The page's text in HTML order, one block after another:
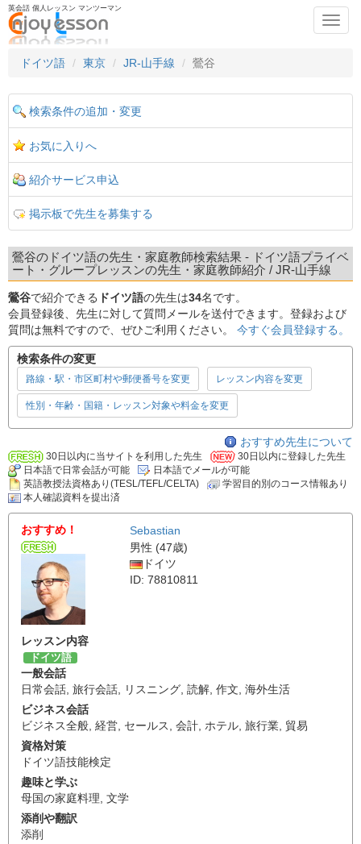
英会話 個人レッスン マンツーマン
ドイツ語
東京 JR-山手線 鶯谷
検索条件の追加・変更
お気に入りへ
紹介サービス申込
掲示板で先生を募集する
鶯谷のドイツ語の先生・家庭教師検索結果 - ドイツ語プライベ
ート・グループレッスンの先生・家庭教師紹介 / JR-山手線
鶯谷で紹介できる ドイツ語の先生は34名です。
会員登録後、先生に対して質問メールを送付できます。登録および
質問は無料ですので、ぜひご利用ください。 今すぐ会員登録する。
検索条件の変更
路線・駅・市区町村や郵便番号を変更 レッスン内容を変更
性別・年齢・国籍・レッスン対象や料金を変更
おすすめ先生について
30日以内に当サイトを利用した先生
30日以内に登録した先生
日本語で日常会話が可能
日本語でメールが可能
英語教授法資格あり(TESL/TEFL/CELTA)
学習目的別のコース情報あり
本人確認資料を提出済
おすすめ！
Sebastian
男性 (47歳)
ドイツ
ID: 78810811
レッスン内容
ドイツ語
一般会話
日常会話, 旅行会話, リスニング, 読解, 作文, 海外生活
ビジネス会話
ビジネス全般, 経営, セールス, 会計, ホテル, 旅行業, 貿易
資格対策
ドイツ語技能検定
趣味と学ぶ
母国の家庭料理, 文学
添削や翻訳
添削